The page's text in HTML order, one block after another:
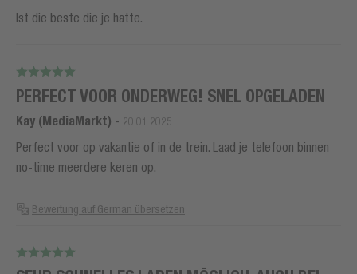
Ist die beste die je hatte.
PERFECT VOOR ONDERWEG! SNEL OPGELADEN
Kay (MediaMarkt) - 20.01.2025
Perfect voor op vakantie of in de trein. Laad je telefoon binnen
no-time meerdere keren op.
Bewertung auf German übersetzen